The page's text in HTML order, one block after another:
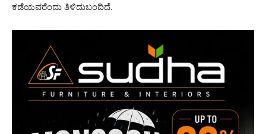
ಕಡೆಯವರೆಂದು ತಿಳಿದುಬಂದಿದೆ.